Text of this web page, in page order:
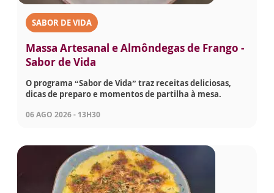
SABOR DE VIDA
Massa Artesanal e Almôndegas de Frango -
Sabor de Vida
O programa “Sabor de Vida” traz receitas deliciosas,
dicas de preparo e momentos de partilha à mesa.
06 AGO 2026 - 13H30